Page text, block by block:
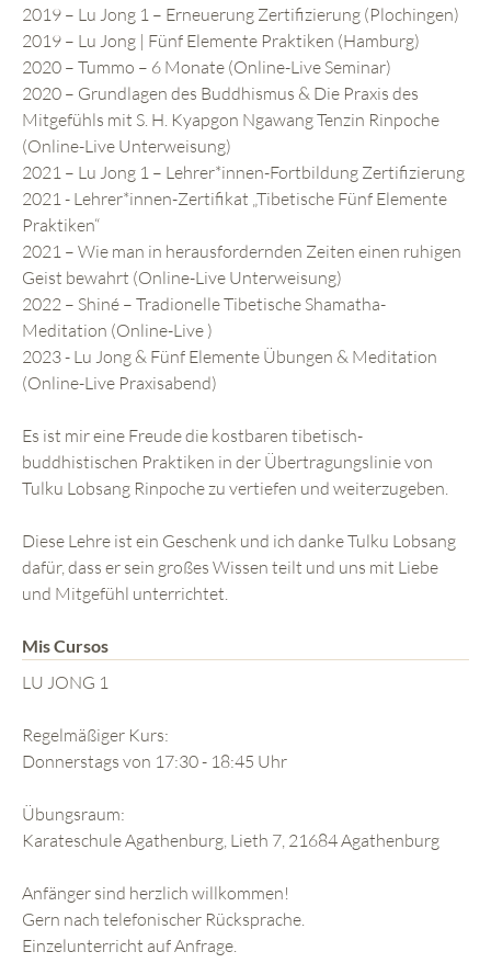
2019 – Lu Jong 1 – Erneuerung Zertifizierung (Plochingen)
2019 – Lu Jong | Fünf Elemente Praktiken (Hamburg)
2020 – Tummo – 6 Monate (Online-Live Seminar)
2020 – Grundlagen des Buddhismus & Die Praxis des
Mitgefühls mit S. H. Kyapgon Ngawang Tenzin Rinpoche
(Online-Live Unterweisung)
2021 – Lu Jong 1 – Lehrer*innen-Fortbildung Zertifizierung
2021 - Lehrer*innen-Zertifikat „Tibetische Fünf Elemente
Praktiken“
2021 – Wie man in herausfordernden Zeiten einen ruhigen
Geist bewahrt (Online-Live Unterweisung)
2022 – Shiné – Tradionelle Tibetische Shamatha-
Meditation (Online-Live )
2023 - Lu Jong & Fünf Elemente Übungen & Meditation
(Online-Live Praxisabend)
Es ist mir eine Freude die kostbaren tibetisch-
buddhistischen Praktiken in der Übertragungslinie von
Tulku Lobsang Rinpoche zu vertiefen und weiterzugeben.
Diese Lehre ist ein Geschenk und ich danke Tulku Lobsang
dafür, dass er sein großes Wissen teilt und uns mit Liebe
und Mitgefühl unterrichtet.
Mis Cursos
LU JONG 1
Regelmäßiger Kurs:
Donnerstags von 17:30 - 18:45 Uhr
Übungsraum:
Karateschule Agathenburg, Lieth 7, 21684 Agathenburg
Anfänger sind herzlich willkommen!
Gern nach telefonischer Rücksprache.
Einzelunterricht auf Anfrage.